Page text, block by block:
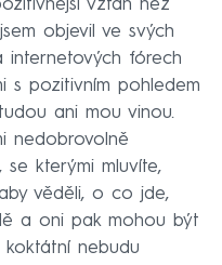
vztah než
objevil ve svých
internetových fórech
s pozitivním pohledem
ani mou vinou.
nedobrovolně
se kterými mluvíte,
věděli, o co jde,
a oni pak mohou být
nebudu